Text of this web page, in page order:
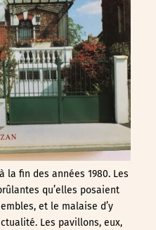
la fin des années 1980. Les
qu’elles posaient
et le malaise d’y
Les pavillons, eux,